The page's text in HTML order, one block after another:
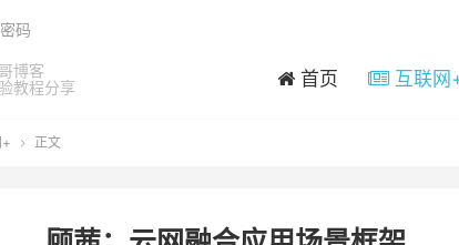
博客
教程分享
首页 互联网
码
 正文